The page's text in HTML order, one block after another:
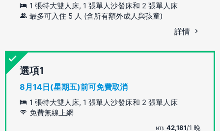
1 張特大雙人床, 1 張單人沙發床和 2 張單人床
最多可入住 5 人 (含所有額外成人與孩童)
詳情
選項
8月14日(星期五)前可免費取消
1 張特大雙人床, 1 張單人沙發床和 2 張單人床
免費無線上網
42,181/1 晚